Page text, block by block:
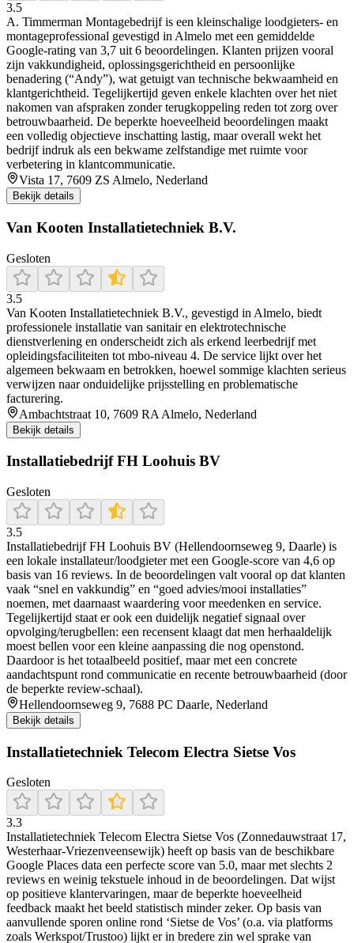
3.5
A. Timmerman Montagebedrijf is een kleinschalige loodgieters- en
montageprofessional gevestigd in Almelo met een gemiddelde
Google-rating van 3,7 uit 6 beoordelingen. Klanten prijzen vooral
zijn vakkundigheid, oplossingsgerichtheid en persoonlijke
benadering (“Andy”), wat getuigt van technische bekwaamheid en
klantgerichtheid. Tegelijkertijd geven enkele klachten over het niet
nakomen van afspraken zonder terugkoppeling reden tot zorg over
betrouwbaarheid. De beperkte hoeveelheid beoordelingen maakt
een volledig objectieve inschatting lastig, maar overall wekt het
bedrijf indruk als een bekwame zelfstandige met ruimte voor
verbetering in klantcommunicatie.
Vista 17, 7609 ZS Almelo, Nederland
Bekijk details
Van Kooten Installatietechniek B.V.
Gesloten
3.5
Van Kooten Installatietechniek B.V., gevestigd in Almelo, biedt
professionele installatie van sanitair en elektrotechnische
dienstverlening en onderscheidt zich als erkend leerbedrijf met
opleidingsfaciliteiten tot mbo-niveau 4. De service lijkt over het
algemeen bekwaam en betrokken, hoewel sommige klachten serieus
verwijzen naar onduidelijke prijsstelling en problematische
facturering.
Ambachtstraat 10, 7609 RA Almelo, Nederland
Bekijk details
Installatiebedrijf FH Loohuis BV
Gesloten
3.5
Installatiebedrijf FH Loohuis BV (Hellendoornseweg 9, Daarle) is
een lokale installateur/loodgieter met een Google-score van 4,6 op
basis van 16 reviews. In de beoordelingen valt vooral op dat klanten
vaak “snel en vakkundig” en “goed advies/mooi installaties”
noemen, met daarnaast waardering voor meedenken en service.
Tegelijkertijd staat er ook een duidelijk negatief signaal over
opvolging/terugbellen: een recensent klaagt dat men herhaaldelijk
moest bellen voor een kleine aanpassing die nog openstond.
Daardoor is het totaalbeeld positief, maar met een concrete
aandachtspunt rond communicatie en recente betrouwbaarheid (door
de beperkte review-schaal).
Hellendoornseweg 9, 7688 PC Daarle, Nederland
Bekijk details
Installatietechniek Telecom Electra Sietse Vos
Gesloten
3.3
Installatietechniek Telecom Electra Sietse Vos (Zonnedauwstraat 17,
Westerhaar-Vriezenveensewijk) heeft op basis van de beschikbare
Google Places data een perfecte score van 5.0, maar met slechts 2
reviews en weinig tekstuele inhoud in de beoordelingen. Dat wijst
op positieve klantervaringen, maar de beperkte hoeveelheid
feedback maakt het beeld statistisch minder zeker. Op basis van
aanvullende sporen online rond ‘Sietse de Vos’ (o.a. via platforms
zoals Werkspot/Trustoo) lijkt er in bredere zin wel sprake van